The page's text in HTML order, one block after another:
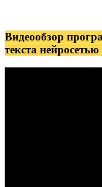
Видеообзор
текста